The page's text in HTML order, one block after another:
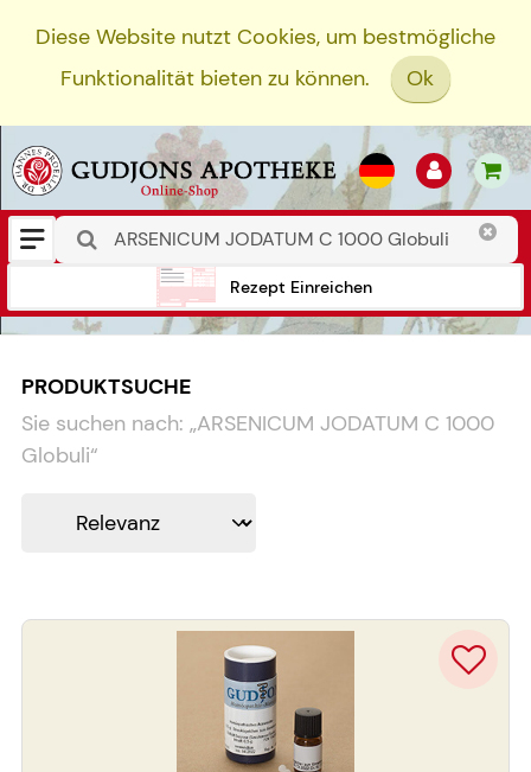
Diese Website nutzt Cookies, um bestmögliche
Funktionalität bieten zu können.
Ok
Rezept Einreichen
PRODUKTSUCHE
Sie suchen nach: „ARSENICUM JODATUM C 1000
Globuli“